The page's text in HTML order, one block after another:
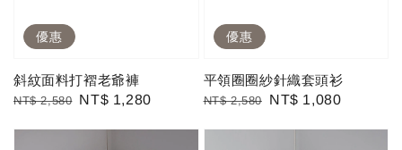
優惠
斜紋面料打褶老爺褲
Regular
NT$ 2,580 Sale
NT$ 1,280
優惠
平領圈圈紗針織套頭衫
Regular
NT$ 2,580
Sale
NT$ 1,080